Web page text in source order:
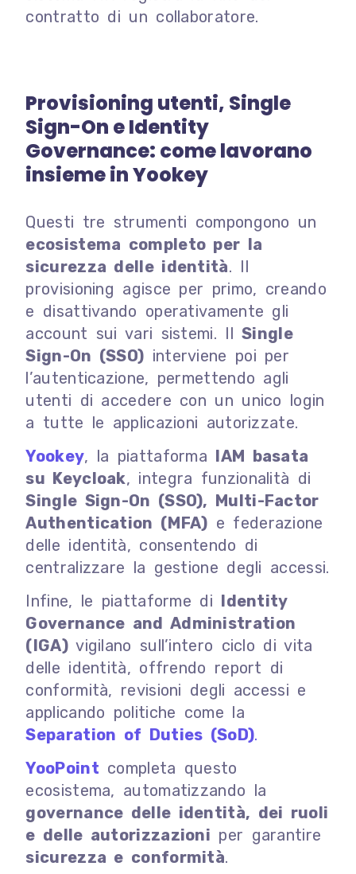
contratto di un collaboratore.
Provisioning utenti, Single
Sign-On e Identity
Governance: come lavorano
insieme in Yookey
Questi tre strumenti compongono un
ecosistema completo per la
sicurezza delle identità. Il
provisioning agisce per primo, creando
e disattivando operativamente gli
account sui vari sistemi. IlSingle
Sign-On (SSO) interviene poi per
l’autenticazione, permettendo agli
utenti di accedere con un unico login
a tutte le applicazioni autorizzate.
Yookey, la piattaforma IAM basata
su Keycloak, integra funzionalità di
Single Sign-On (SSO), Multi-Factor
Authentication (MFA) e federazione
delle identità, consentendo di
centralizzare la gestione degli accessi.
Infine, le piattaforme di Identity
Governance and Administration
(IGA)vigilano sull’intero ciclo di vita
delle identità, offrendo report di
conformità, revisioni degli accessi e
applicando politiche come la
Separation of Duties (SoD).
YooPoint completa questo
ecosistema, automatizzando la
governance delle identità, dei ruoli
e delle autorizzazioni per garantire
sicurezza e conformità.